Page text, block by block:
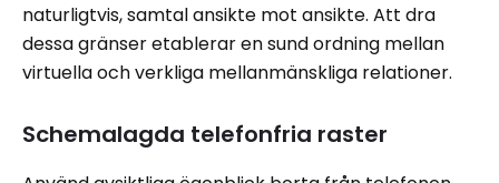
naturligtvis, samtal ansikte mot ansikte. Att dra
dessa gränser etablerar en sund ordning mellan
virtuella och verkliga mellanmänskliga relationer.
Schemalagda telefonfria raster